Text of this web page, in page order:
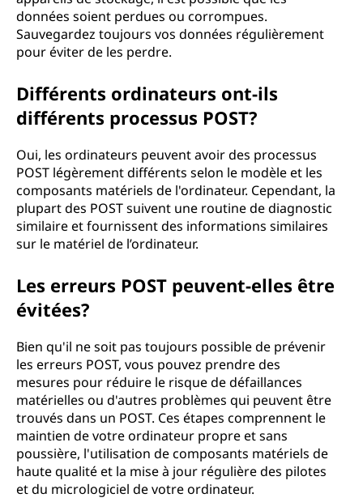
données soient perdues ou corrompues.
Sauvegardez toujours vos données régulièrement
pour éviter de les perdre.
Différents ordinateurs ont-ils
différents processus POST?
Oui, les ordinateurs peuvent avoir des processus
POST légèrement différents selon le modèle et les
composants matériels de l'ordinateur. Cependant, la
plupart des POST suivent une routine de diagnostic
similaire et fournissent des informations similaires
sur le matériel de l’ordinateur.
Les erreurs POST peuvent-elles être
évitées?
Bien qu'il ne soit pas toujours possible de prévenir
les erreurs POST, vous pouvez prendre des
mesures pour réduire le risque de défaillances
matérielles ou d'autres problèmes qui peuvent être
trouvés dans un POST. Ces étapes comprennent le
maintien de votre ordinateur propre et sans
poussière, l'utilisation de composants matériels de
haute qualité et la mise à jour régulière des pilotes
et du micrologiciel de votre ordinateur.